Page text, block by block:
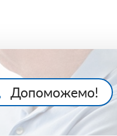
Допоможемо!